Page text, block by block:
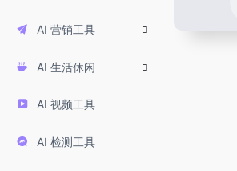
AI 营销工具
AI 生活休闲
AI 视频工具
AI 检测工具